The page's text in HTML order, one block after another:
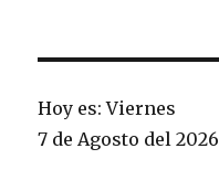
Hoy es: Viernes
7 de Agosto del 2026